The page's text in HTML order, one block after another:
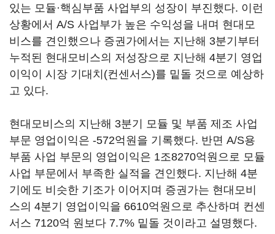
있는 모듈·핵심부품 사업부의 성장이 부진했다. 이런
상황에서 A/S 사업부가 높은 수익성을 내며 현대모
비스를 견인했으나 증권가에서는 지난해 3분기부터
누적된 현대모비스의 저성장으로 지난해 4분기 영업
이익이 시장 기대치(컨센서스)를 밑돌 것으로 예상하
고 있다.
현대모비스의 지난해 3분기 모듈 및 부품 제조 사업
부문 영업이익은 -572억원을 기록했다. 반면 A/S용
부품 사업 부문의 영업이익은 1조8270억원으로 모듈
사업 부문에서 부족한 실적을 견인했다. 지난해 4분
기에도 비슷한 기조가 이어지며 증권가는 현대모비
스의 4분기 영업이익을 6610억원으로 추산하며 컨센
서스 7120억 원보다 7.7% 밑돌 것이라고 설명했다.